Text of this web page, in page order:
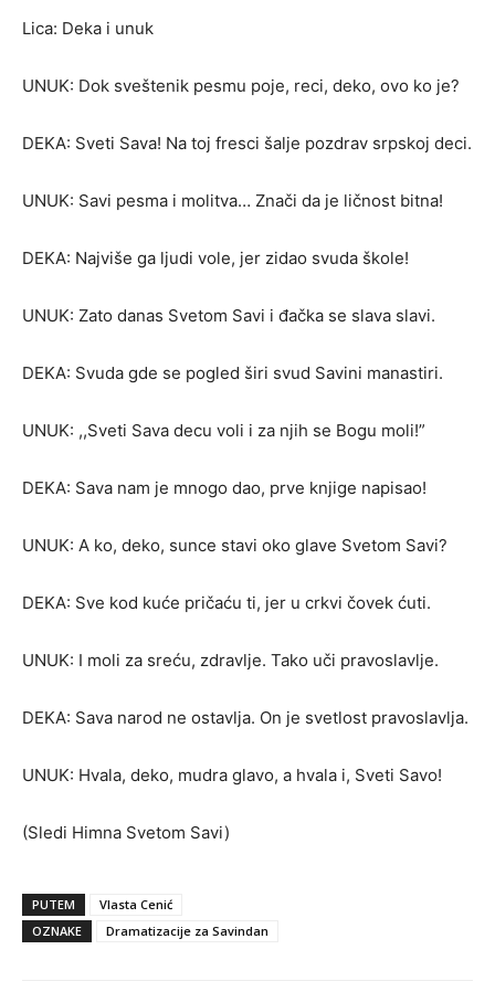
Lica: Deka i unuk
UNUK: Dok sveštenik pesmu poje, reci, deko, ovo ko je?
DEKA: Sveti Sava! Na toj fresci šalje pozdrav srpskoj deci.
UNUK: Savi pesma i molitva… Znači da je ličnost bitna!
DEKA: Najviše ga ljudi vole, jer zidao svuda škole!
UNUK: Zato danas Svetom Savi i đačka se slava slavi.
DEKA: Svuda gde se pogled širi svud Savini manastiri.
UNUK: ,,Sveti Sava decu voli i za njih se Bogu moli!”
DEKA: Sava nam je mnogo dao, prve knjige napisao!
UNUK: A ko, deko, sunce stavi oko glave Svetom Savi?
DEKA: Sve kod kuće pričaću ti, jer u crkvi čovek ćuti.
UNUK: I moli za sreću, zdravlje. Tako uči pravoslavlje.
DEKA: Sava narod ne ostavlja. On je svetlost pravoslavlja.
UNUK: Hvala, deko, mudra glavo, a hvala i, Sveti Savo!
(Sledi Himna Svetom Savi)
PUTEM
Vlasta Cenić
OZNAKE
Dramatizacije za Savindan